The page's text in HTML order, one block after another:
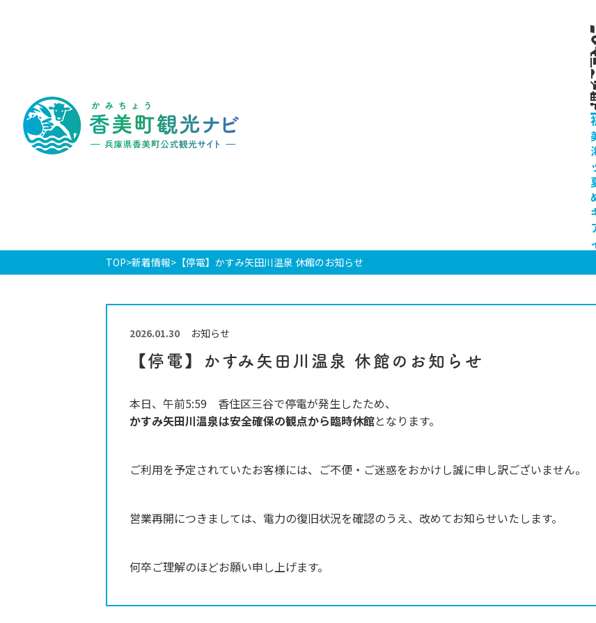
香
美
町
観
光
美
町
公
式
観
光
サ
イ
ト
-
TOP 新着情報 【停電】かすみ矢田川温泉 休館のお知らせ
【停電】かすみ矢田川温泉 休館のお知らせ
2026.01.30 お知らせ
本日、午前5:59 香住区三谷で停電が発生したため、
かすみ矢田川温泉は安全確保の観点から臨時休館となります。
ご利用を予定されていたお客様には、ご不便・ご迷惑をおかけし誠に申し訳ございません。
営業再開につきましては、電力の復旧状況を確認のうえ、改めてお知らせいたします。
何卒ご理解のほどお願い申し上げます。